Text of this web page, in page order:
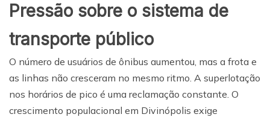
Pressão sobre o sistema de
transporte público
O número de usuários de ônibus aumentou, mas a frota e
as linhas não cresceram no mesmo ritmo. A superlotação
nos horários de pico é uma reclamação constante. O
crescimento populacional em Divinópolis exige